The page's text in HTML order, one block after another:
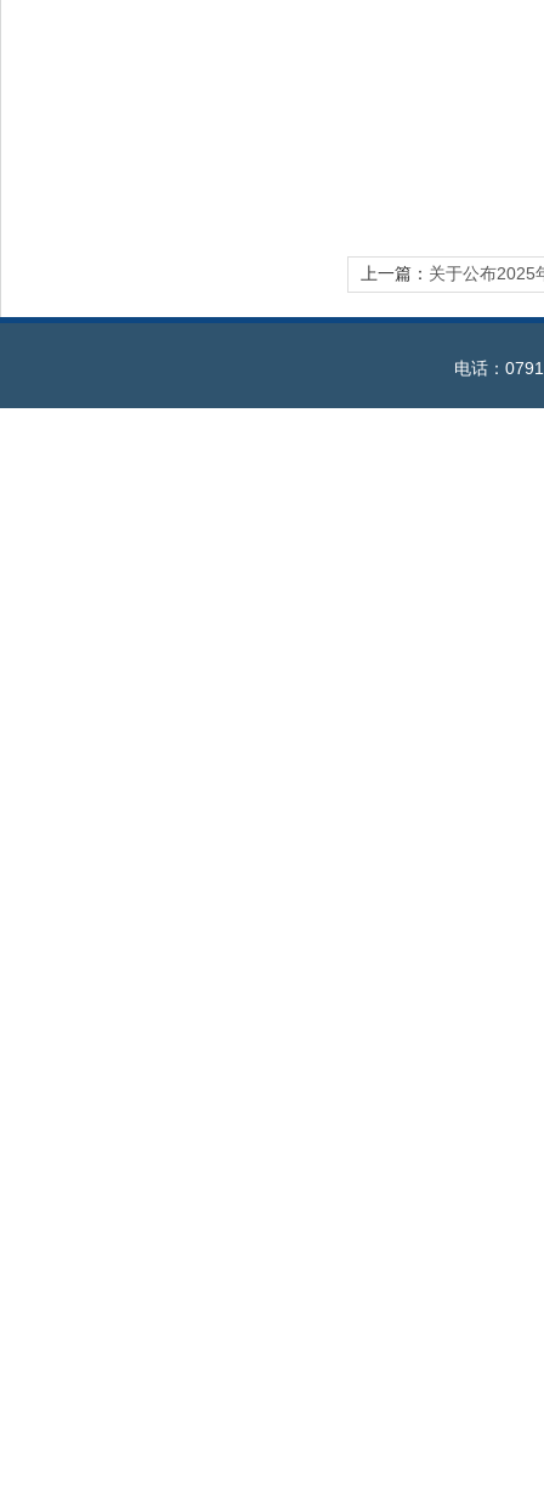
上一篇： 关于公布2025
电话：